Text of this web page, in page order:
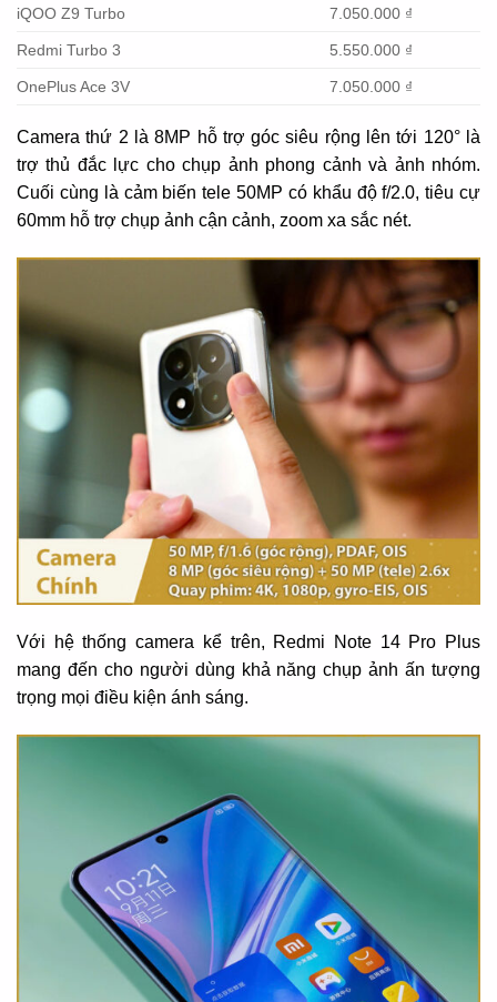
iQOO Z9 Turbo 7.050.000 ₫
Redmi Turbo 3 5.550.000 ₫
OnePlus Ace 3V 7.050.000 ₫
Camera thứ 2 là 8MP hỗ trợ góc siêu rộng lên tới 120° là
trợ thủ đắc lực cho chụp ảnh phong cảnh và ảnh nhóm.
Cuối cùng là cảm biến tele 50MP có khẩu độ f/2.0, tiêu cự
60mm hỗ trợ chụp ảnh cận cảnh, zoom xa sắc nét.
Với hệ thống camera kể trên, Redmi Note 14 Pro Plus
mang đến cho người dùng khả năng chụp ảnh ấn tượng
trọng mọi điều kiện ánh sáng.